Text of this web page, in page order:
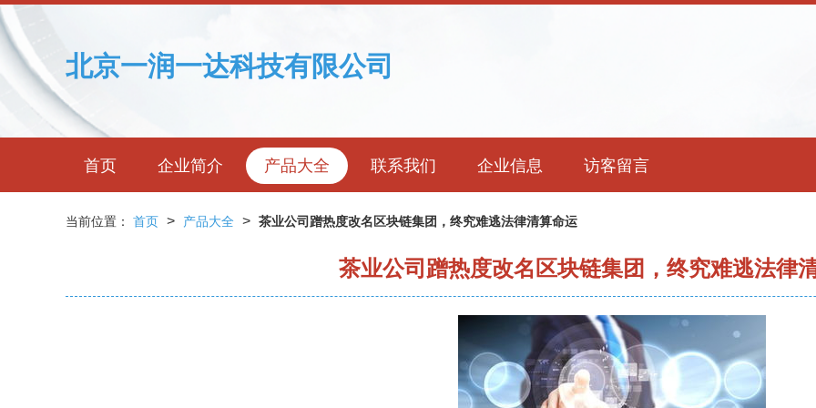
北京一润一达科技有限公司
首页 企业简介 产品大全 联系我们 企业信息 访客留言
当前位置： 首页 > 产品大全 > 茶业公司蹭热度改名区块链集团，终究难逃法律清算命运
茶业公司蹭热度改名区块链集团，终究难逃法律